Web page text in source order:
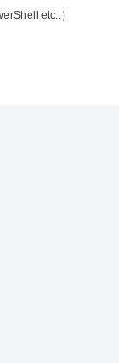
etc..）